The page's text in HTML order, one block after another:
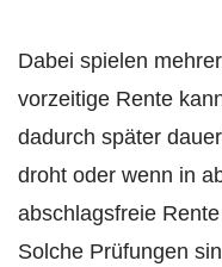
Dabei spielen
vorzeitige Rente
dadurch später
droht oder wenn in
abschlagsfreie
Solche Prüfungen